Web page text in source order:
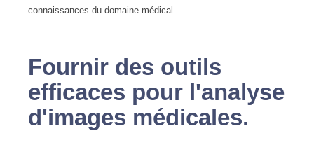
connaissances du domaine médical.
Fournir des outils
efficaces pour l'analyse
d'images médicales.